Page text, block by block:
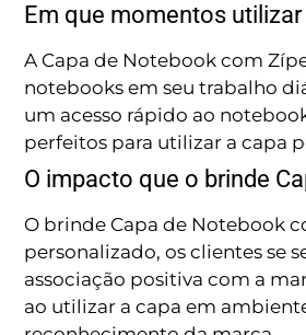
Em que momentos
A Capa de Notebook com
notebooks em seu trabalho
um acesso rápido ao
perfeitos para utilizar a capa
O impacto que o brinde
O brinde Capa de Notebook
personalizado, os clientes se
associação positiva com a
ao utilizar a capa em